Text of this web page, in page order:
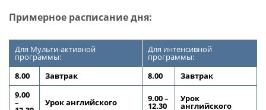
Примерное расписание дня:
Для Мульти-активной
программы:
Для интенсивной
программы:
8.00
Завтрак 8.00
Завтрак
9.00
– Урок английского 9.00 –
12.30
Урок
английского